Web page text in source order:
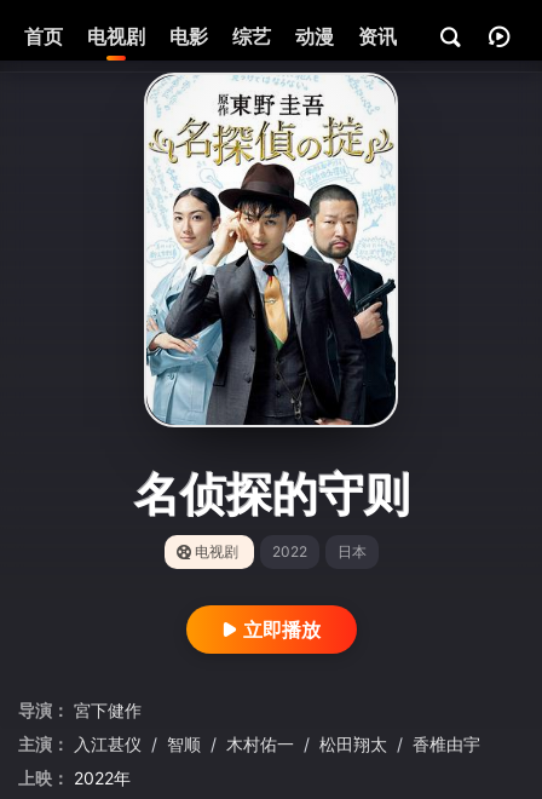
首页 电视剧 电影 综艺 动漫 资讯
名侦探的守则
电视剧 2022 日本
立即播放
导演： 宮下健作
主演：
入江甚仪 / 智顺 / 木村佑一 / 松田翔太 / 香椎由宇
上映： 2022年